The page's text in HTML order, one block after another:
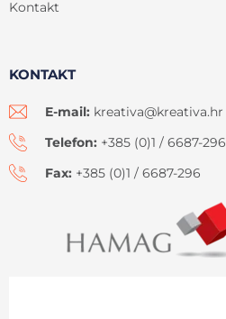
Kontakt
KONTAKT
E-mail: kreativa@kreativa.hr
Telefon: +385 (0)1 / 6687-296
Fax: +385 (0)1 / 6687-296